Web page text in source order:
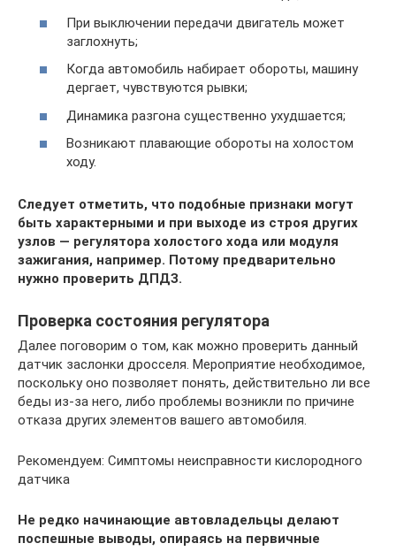
При выключении передачи двигатель может
заглохнуть;
Когда автомобиль набирает обороты, машину
дергает, чувствуются рывки;
Динамика разгона существенно ухудшается;
Возникают плавающие обороты на холостом
ходу.
Следует отметить, что подобные признаки могут
быть характерными и при выходе из строя других
узлов — регулятора холостого хода или модуля
зажигания, например. Потому предварительно
нужно проверить ДПДЗ.
Проверка состояния регулятора
Далее поговорим о том, как можно проверить данный
датчик заслонки дросселя. Мероприятие необходимое,
поскольку оно позволяет понять, действительно ли все
беды из-за него, либо проблемы возникли по причине
отказа других элементов вашего автомобиля.
Рекомендуем: Симптомы неисправности кислородного
датчика
Не редко начинающие автовладельцы делают
поспешные выводы, опираясь на первичные